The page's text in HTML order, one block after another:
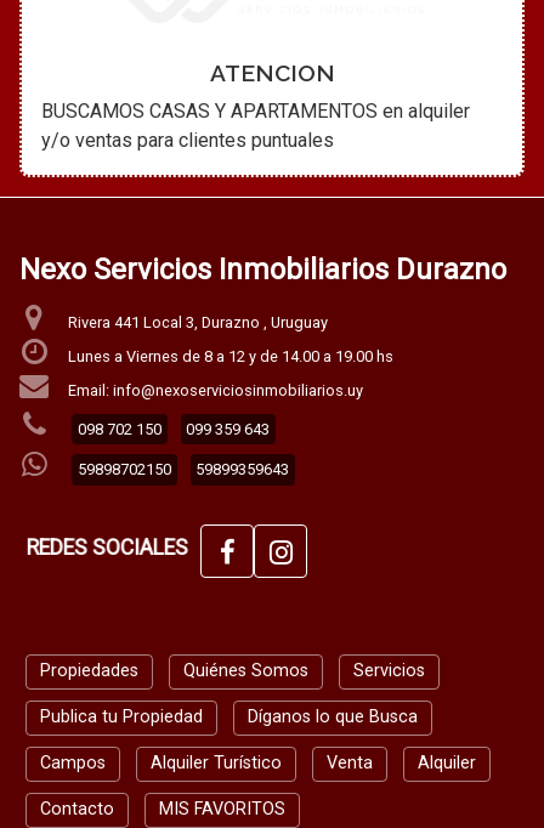
ATENCION
BUSCAMOS CASAS Y APARTAMENTOS en alquiler
y/o ventas para clientes puntuales
Nexo Servicios Inmobiliarios Durazno
Rivera 441 Local 3, Durazno , Uruguay
Lunes a Viernes de 8 a 12 y de 14.00 a 19.00 hs
Email: info@nexoserviciosinmobiliarios.uy
098 702 150 099 359 643
59898702150 59899359643
REDES SOCIALES
Propiedades Quiénes Somos Servicios
Publica tu Propiedad Díganos lo que Busca
Campos Alquiler Turístico Venta Alquiler
Contacto MIS FAVORITOS